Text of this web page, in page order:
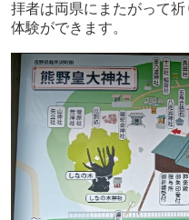
拝者は両県にまたがって
体験ができます。